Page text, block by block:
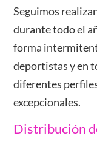
Seguimos
durante todo el
forma
deportistas y en
diferentes
excepcionales.
Distribución